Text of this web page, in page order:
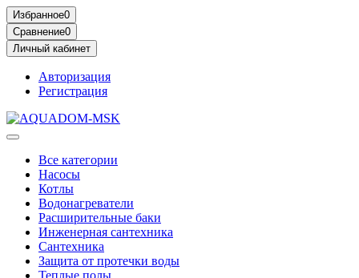
Избранное0
Сравнение0
Личный кабинет
Авторизация
Регистрация
Все категории
Насосы
Котлы
Водонагреватели
Расширительные баки
Инженерная сантехника
Сантехника
Защита от протечки воды
Теплые полы